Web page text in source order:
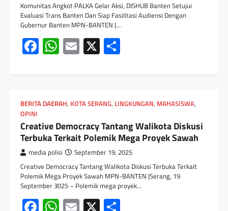
Komunitas Angkot PALKA Gelar Aksi, DISHUB Banten Setujui
Evaluasi Trans Banten Dan Siap Fasilitasi Audiensi Dengan
Gubernur Banten MPN-BANTEN |…
Facebook
WhatsApp
Email
X
BERITA DAERAH, KOTA SERANG, LINGKUNGAN, MAHASISWA,
OPINI
Creative Democracy Tantang Walikota Diskusi
Terbuka Terkait Polemik Mega Proyek Sawah
media polisi September 19, 2025
Creative Democracy Tantang Walikota Diskusi Terbuka Terkait
Polemik Mega Proyek Sawah MPN-BANTEN |Serang, 19
September 3025 – Polemik mega proyek…